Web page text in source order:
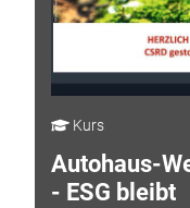
Kurs
Autohaus-
- ESG bleibt